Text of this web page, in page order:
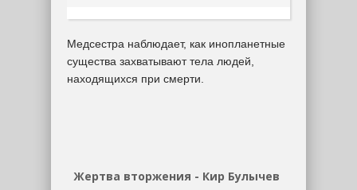
Медсестра наблюдает, как инопланетные
существа захватывают тела людей,
находящихся при смерти.
Жертва вторжения - Кир Булычев